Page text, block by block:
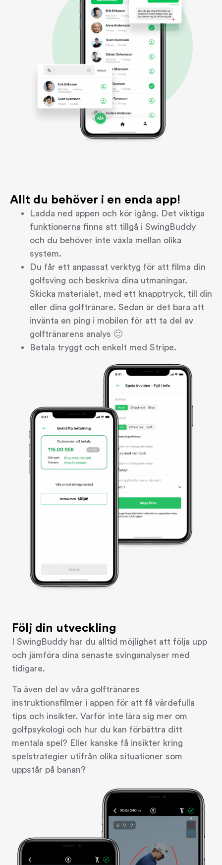
Allt du behöver i en enda app!
Ladda ned appen och kör igång. Det viktiga
funktionerna finns att tillgå i SwingBuddy
och du behöver inte växla mellan olika
system.
Du får ett anpassat verktyg för att filma din
golfsving och beskriva dina utmaningar.
Skicka materialet, med ett knapptryck, till din
eller dina golftränare. Sedan är det bara att
invänta en ping i mobilen för att ta del av
golftränarens analys 🙂
Betala tryggt och enkelt med Stripe.
Följ din utveckling
I SwingBuddy har du alltid möjlighet att följa upp
och jämföra dina senaste svinganalyser med
tidigare.
Ta även del av våra golftränares
instruktionsfilmer i appen för att få värdefulla
tips och insikter. Varför inte lära sig mer om
golfpsykologi och hur du kan förbättra ditt
mentala spel? Eller kanske få insikter kring
spelstrategier utifrån olika situationer som
uppstår på banan?